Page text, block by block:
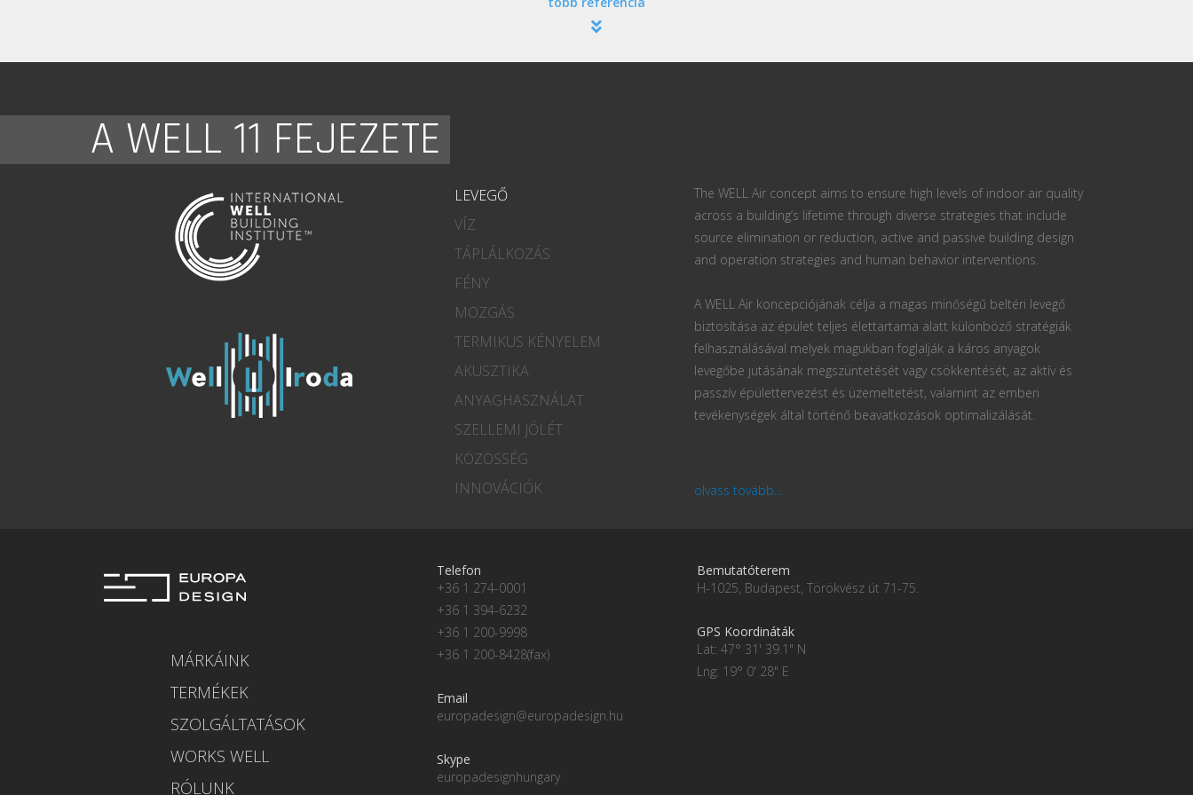
A WELL 11 FEJEZETE
LEVEGŐ
VÍZ
TÁPLÁLKOZÁS
FÉNY
MOZGÁS
TERMIKUS KÉNYELEM
AKUSZTIKA
ANYAGHASZNÁLAT
SZELLEMI JÓLÉT
KÖZÖSSÉG
INNOVÁCIÓK
The WELL Air concept aims to ensure high levels of indoor air quality
across a building’s lifetime through diverse strategies that include
source elimination or reduction, active and passive building design
and operation strategies and human behavior interventions.
A WELL Air koncepciójának célja a magas minőségű beltéri levegő
biztosítása az épület teljes élettartama alatt különböző stratégiák
felhasználásával melyek magukban foglalják a káros anyagok
levegőbe jutásának megszüntetését vagy csökkentését, az aktív és
passzív épülettervezést és üzemeltetést, valamint az emberi
tevékenységek által történő beavatkozások optimalizálását.
olvass tovább...
MÁRKÁINK
TERMÉKEK
SZOLGÁLTATÁSOK
WORKS WELL
RÓLUNK
Telefon
+36 1 274-0001
+36 1 394-6232
+36 1 200-9998
+36 1 200-8428(fax)
Email
europadesign@europadesign.hu
Skype
europadesignhungary
Bemutatóterem
H-1025, Budapest, Törökvész út 71-75.
GPS Koordináták
Lat: 47° 31' 39.1" N
Lng: 19° 0' 28" E